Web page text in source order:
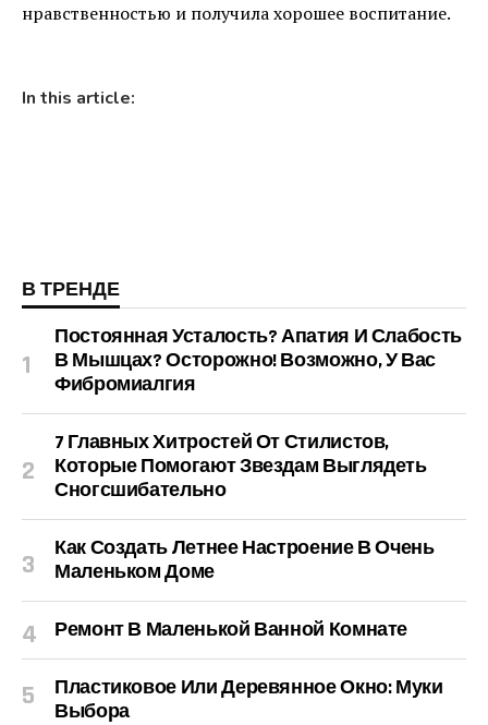
нравственностью и получила хорошее воспитание.
In this article:
В ТРЕНДЕ
Постоянная Усталость? Апатия И Слабость
В Мышцах? Осторожно! Возможно, У Вас
Фибромиалгия
7 Главных Хитростей От Стилистов,
Которые Помогают Звездам Выглядеть
Сногсшибательно
Как Создать Летнее Настроение В Очень
Маленьком Доме
Ремонт В Маленькой Ванной Комнате
Пластиковое Или Деревянное Окно: Муки
Выбора